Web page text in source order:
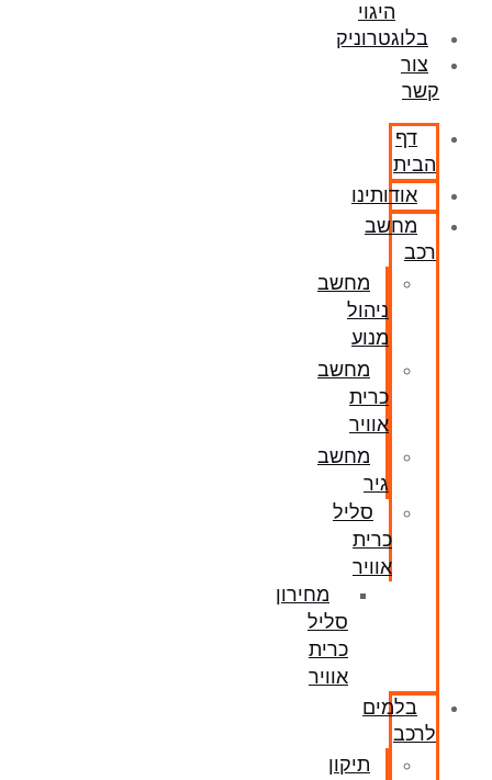
היגוי
בלוגטרוניק
צור
קשר
דף
הבית
אודותינו
מחשב
רכב
מחשב
ניהול
מנוע
מחשב
כרית
אוויר
מחשב
גיר
סליל
כרית
אוויר
מחירון
סליל
כרית
אוויר
בלמים
לרכב
תיקון